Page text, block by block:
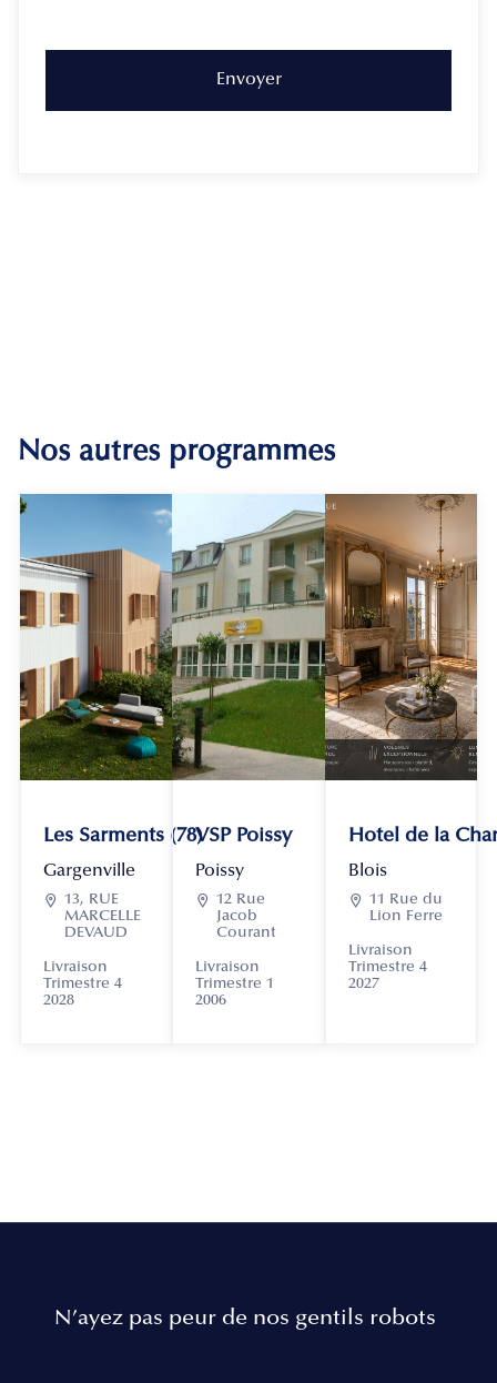
Nos autres programmes
Les Sarments (78)
Gargenville
 13, RUE
MARCELLE
DEVAUD
Livraison
Trimestre 4
2028
VSP Poissy
Poissy
 12 Rue
Jacob
Courant
Livraison
Trimestre 1
2006
Hotel de la
Blois
 11 Rue du
Lion Ferre
Livraison
Trimestre 4
2027
N’ayez pas peur de nos gentils robots